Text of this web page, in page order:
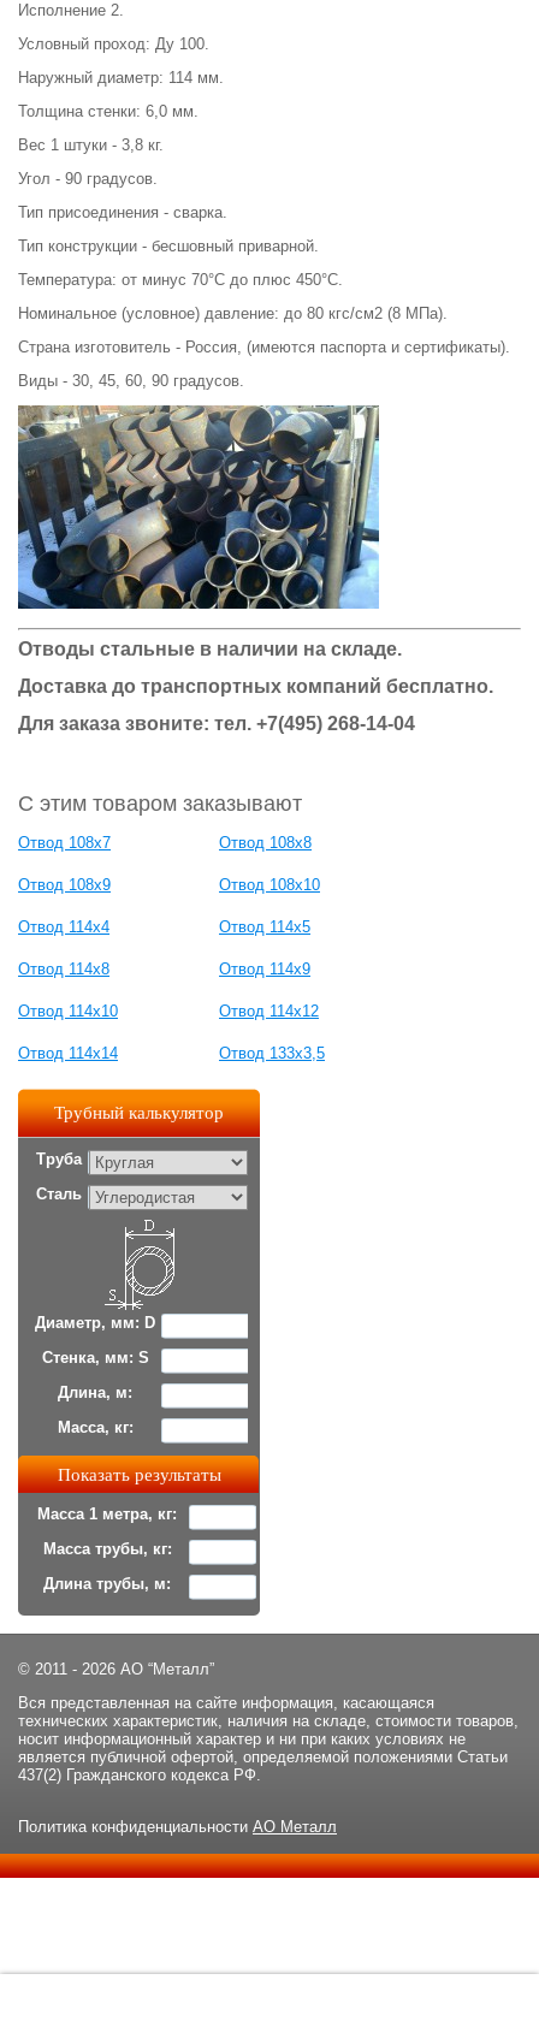
Исполнение 2.
Условный проход: Ду 100.
Наружный диаметр: 114 мм.
Толщина стенки: 6,0 мм.
Вес 1 штуки - 3,8 кг.
Угол - 90 градусов.
Тип присоединения - сварка.
Тип конструкции - бесшовный приварной.
Температура: от минус 70°С до плюс 450°С.
Номинальное (условное) давление: до 80 кгс/см2 (8 МПа).
Страна изготовитель - Россия, (имеются паспорта и сертификаты).
Виды - 30, 45, 60, 90 градусов.
Отводы стальные в наличии на складе.
Доставка до транспортных компаний бесплатно.
Для заказа звоните: тел. +7(495) 268-14-04
С этим товаром заказывают
Отвод 108х7 Отвод 108х8
Отвод 108х9 Отвод 108х10
Отвод 114х4 Отвод 114х5
Отвод 114х8 Отвод 114х9
Отвод 114х10 Отвод 114х12
Отвод 114х14 Отвод 133х3,5
Трубный калькулятор
Труба
Сталь
Диаметр, мм: D
Стенка, мм: S
Длина, м:
Масса, кг:
Масса 1 метра, кг:
Масса трубы, кг:
Длина трубы, м:
© 2011 - 2026 АО “Металл”
Вся представленная на сайте информация, касающаяся
технических характеристик, наличия на складе, стоимости товаров,
носит информационный характер и ни при каких условиях не
является публичной офертой, определяемой положениями Статьи
437(2) Гражданского кодекса РФ.
Политика конфиденциальности АО Металл